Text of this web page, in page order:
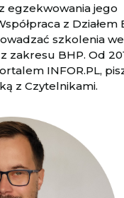
egzekwowania jego
z Działem
szkolenia
zakresu BHP. Od
INFOR.PL,
z Czytelnikami.